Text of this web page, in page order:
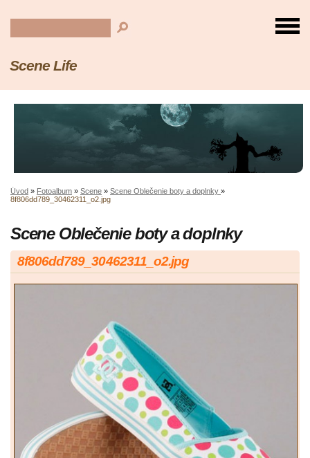
Scene Life
Úvod » Fotoalbum » Scene » Scene Oblečenie boty a doplnky »
8f806dd789_30462311_o2.jpg
Scene Oblečenie boty a doplnky
8f806dd789_30462311_o2.jpg